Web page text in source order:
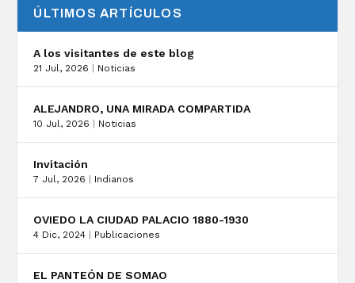
ÚLTIMOS ARTÍCULOS
A los visitantes de este blog
21 Jul, 2026 Noticias
ALEJANDRO, UNA MIRADA COMPARTIDA
10 Jul, 2026 Noticias
Invitación
7 Jul, 2026 Indianos
OVIEDO LA CIUDAD PALACIO 1880-1930
4 Dic, 2024 Publicaciones
EL PANTEÓN DE SOMAO